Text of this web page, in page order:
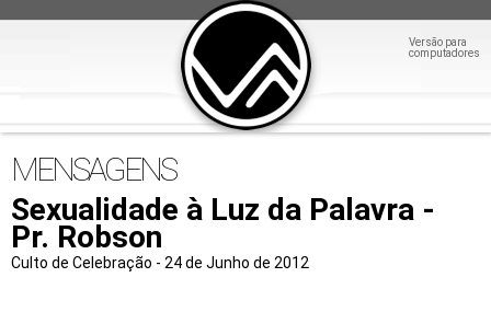
Versão para
computadores
MENSAGENS
Sexualidade à Luz da Palavra -
Pr. Robson
Culto de Celebração - 24 de Junho de 2012